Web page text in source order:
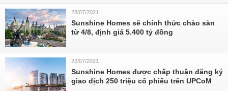
28/07/2021
Sunshine Homes sẽ chính thức chào sàn
từ 4/8, định giá 5.400 tỷ đồng
22/07/2021
Sunshine Homes được chấp thuận đăng ký
giao dịch 250 triệu cổ phiếu trên UPCoM